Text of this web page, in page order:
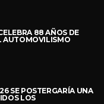
88 AÑOS DE
AUTOMOVILISMO
SE POSTERGARÍA UNA
LOS